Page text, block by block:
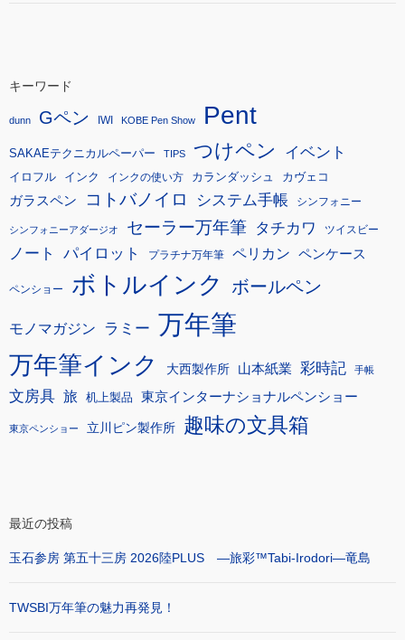
キーワード
dunn Gペン IWI KOBE Pen Show Pent
SAKAEテクニカルペーパー TIPS つけペン イベント
イロフル インク インクの使い方 カランダッシュ カヴェコ
ガラスペン コトバノイロ システム手帳 シンフォニー
シンフォニーアダージオ セーラー万年筆 タチカワ ツイスビー
ノート パイロット プラチナ万年筆 ペリカン ペンケース
ペンショー ボトルインク ボールペン
モノマガジン ラミー 万年筆
万年筆インク 大西製作所 山本紙業 彩時記 手帳
文房具 旅 机上製品 東京インターナショナルペンショー
東京ペンショー 立川ピン製作所 趣味の文具箱
最近の投稿
玉石参房 第五十三房 2026陸PLUS ―旅彩™Tabi-Irodori―竜島
TWSBI万年筆の魅力再発見！